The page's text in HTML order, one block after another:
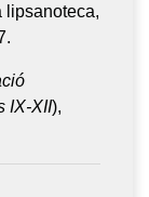
lipsanoteca,
IX-XII),